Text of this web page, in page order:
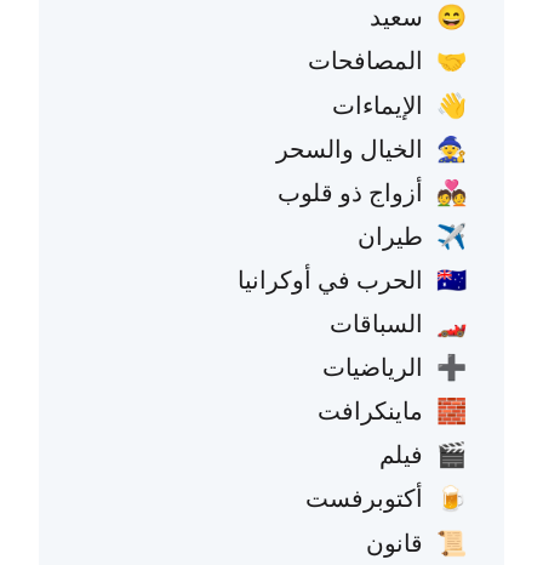
😄 سعيد
🤝 المصافحات
👋 الإيماءات
🧙 الخيال والسحر
💑 أزواج ذو قلوب
✈️ طيران
🇺🇦 الحرب في أوكرانيا
🏎️ السباقات
➕ الرياضيات
🧱 ماينكرافت
🎬 فيلم
🍺 أكتوبرفست
📜 قانون